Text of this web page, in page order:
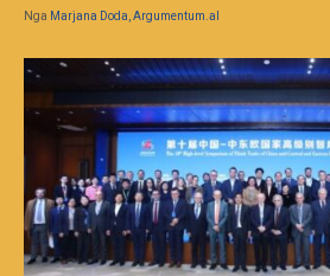
Nga Marjana Doda, Argumentum.al